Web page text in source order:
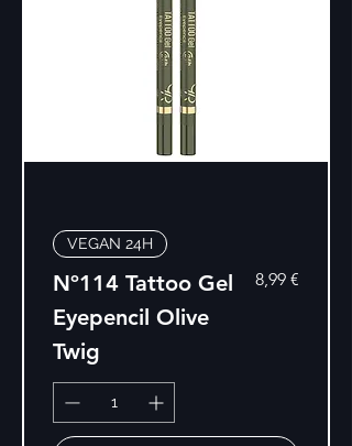
VEGAN 24H
Nº114 Tattoo Gel
Eyepencil Olive
Twig
Precio
8,99 €